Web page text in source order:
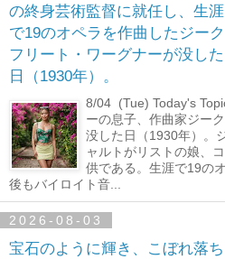
の終身芸術監督に就任し、生涯
で19のオペラを作曲したジーク
フリート・ワーグナーが没した
日（1930年）。
8/04 (Tue) Today's
ーの息子、作曲家ジー
没した日（1930年）。
ャルトがリストの娘、
供である。生涯で19の
後もバイロイト音...
2026-08-03
宝石のように輝き、こぼれ落ち